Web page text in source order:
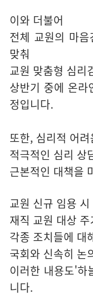
이와 더불어
전체 교원의 마
맞춰
교원 맞춤형 심리
상반기 중에 온라
정입니다.
또한, 심리적 어
적극적인 심리 상
근본적인 대책을
교원 신규 임용
재직 교원 대상
각종 조치들에 대
국회와 신속히 논
이러한 내용도'하
니다.